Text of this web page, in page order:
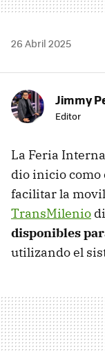
26 Abril 2025
Jimmy
Editor
La Feria
dio inicio como
facilitar la
TransMilenio
disponibles
utilizando el